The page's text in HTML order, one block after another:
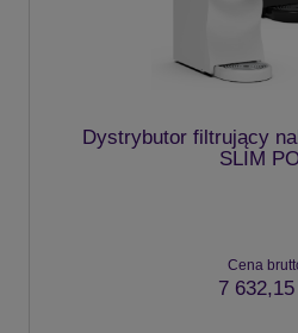
Dystrybutor filtrujący
SLIM
Cena
7 632,15